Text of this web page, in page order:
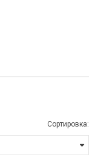
Сортировка: